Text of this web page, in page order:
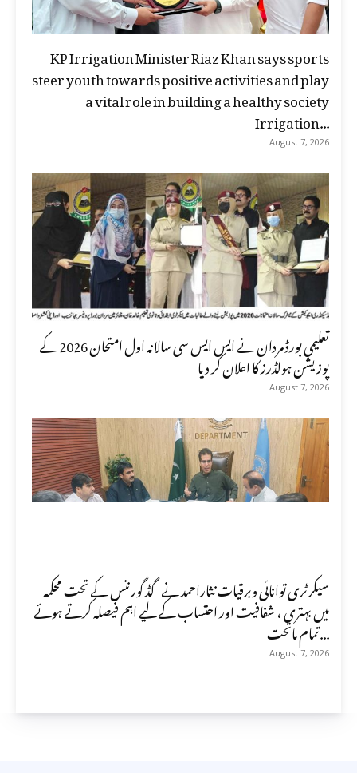
KP Irrigation Minister Riaz Khan says sports
steer youth towards positive activities and play
a vital role in building a healthy society
Irrigation...
August 7, 2026
تعلیمی بورڈ مردان نے ایس ایس سی سالانہ اول امتحان 2026 کے
پوزیشن ہولڈرز کا اعلان کر دیا
August 7, 2026
سیکرٹری توانائی وبرقیات نثاراحمد نے گڈ گورننس کے تحت محکمہ
میں بہتری ، شفافیت اور احتساب کے لیے اہم فیصلہ کرتے ہوئے
تمام ماتحت...
August 7, 2026